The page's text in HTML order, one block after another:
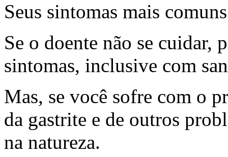
Seus sintomas mais
Se o doente não se cuidar,
sintomas, inclusive com
Mas, se você sofre com o
da gastrite e de outros
na natureza.